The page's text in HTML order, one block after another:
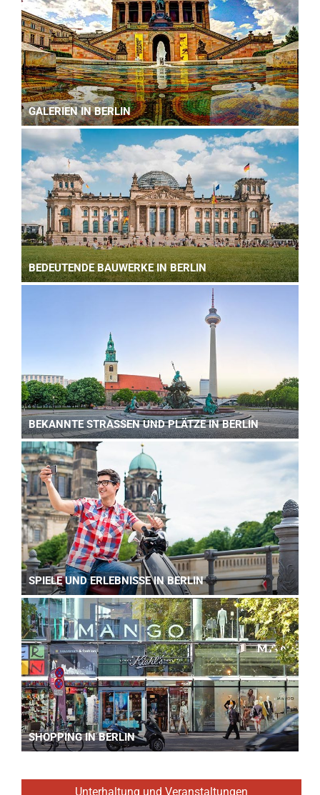
GALERIEN IN BERLIN
BEDEUTENDE BAUWERKE IN BERLIN
BEKANNTE STRASSEN UND PLÄTZE IN BERLIN
SPIELE UND ERLEBNISSE IN BERLIN
SHOPPING IN BERLIN
Unterhaltung und Veranstaltungen